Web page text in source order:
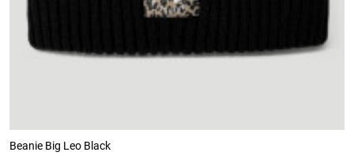
Beanie Big Leo Black